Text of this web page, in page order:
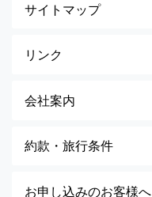
サイトマップ
リンク
会社案内
約款・旅行条件
お申し込みのお客様へ